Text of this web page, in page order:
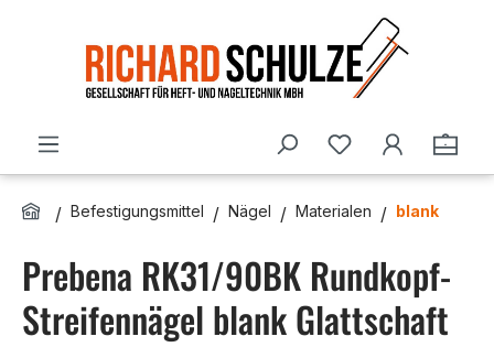
Du hast 0
Befestigungsmittel Nägel Materialen blank
Prebena RK31/90BK Rundkopf-
Streifennägel blank Glattschaft